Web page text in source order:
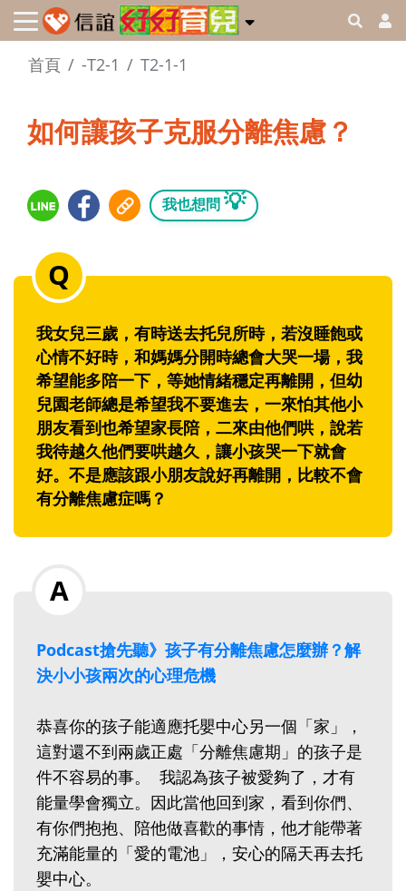
首頁 -T2-1 T2-1-1
如何讓孩子克服分離焦慮？
我也想問 💡
我女兒三歲，有時送去托兒所時，若沒睡飽或
心情不好時，和媽媽分開時總會大哭一場，我
希望能多陪一下，等她情緒穩定再離開，但幼
兒園老師總是希望我不要進去，一來怕其他小
朋友看到也希望家長陪，二來由他們哄，說若
我待越久他們要哄越久，讓小孩哭一下就會
好。不是應該跟小朋友說好再離開，比較不會
有分離焦慮症嗎？
Podcast搶先聽》孩子有分離焦慮怎麼辦？解
決小小孩兩次的心理危機
恭喜你的孩子能適應托嬰中心另一個「家」，
這對還不到兩歲正處「分離焦慮期」的孩子是
件不容易的事。 我認為孩子被愛夠了，才有
能量學會獨立。因此當他回到家，看到你們、
有你們抱抱、陪他做喜歡的事情，他才能帶著
充滿能量的「愛的電池」，安心的隔天再去托
嬰中心。